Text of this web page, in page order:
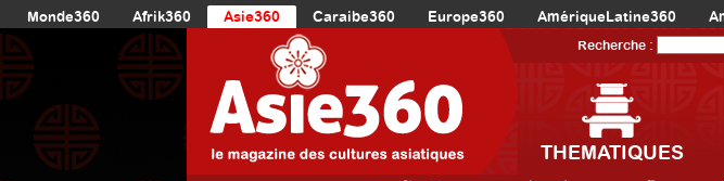
Monde360 Afrik360 Asie360 Caraibe360 Europe360 AmériqueLatine360
Recherche :
THEMATIQUES